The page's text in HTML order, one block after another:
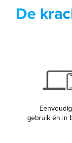
De
gebruik én in